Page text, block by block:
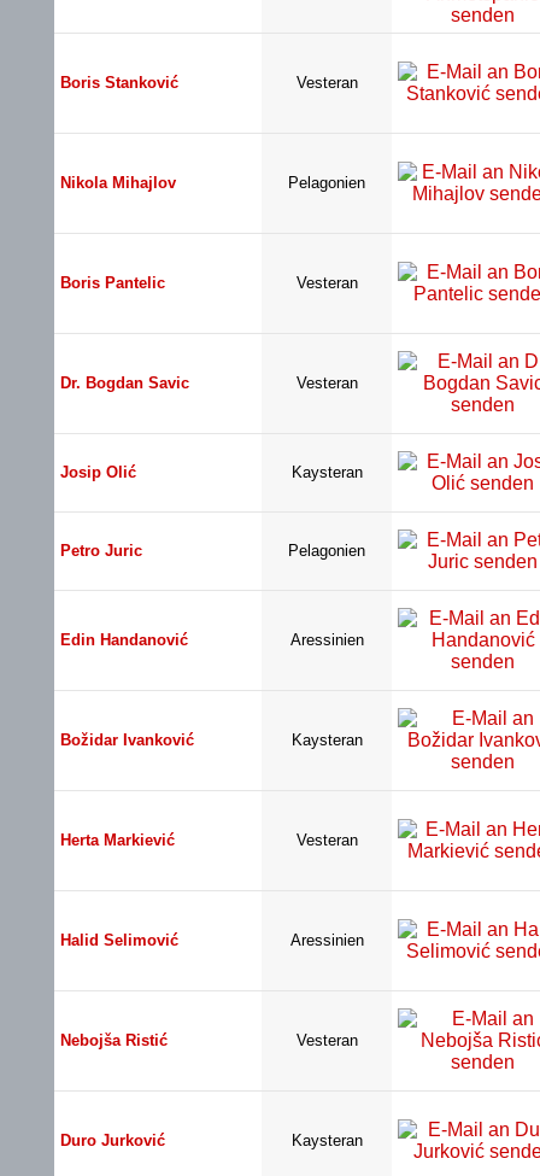
Boris Stanković Vesteran
Nikola Mihajlov Pelagonien
Boris Pantelic Vesteran
Dr. Bogdan Savic Vesteran
Josip Olić Kaysteran
Petro Juric Pelagonien
Edin Handanović Aressinien
Božidar Ivanković Kaysteran
Herta Markiević Vesteran
Halid Selimović Aressinien
Nebojša Ristić Vesteran
Duro Jurković Kaysteran